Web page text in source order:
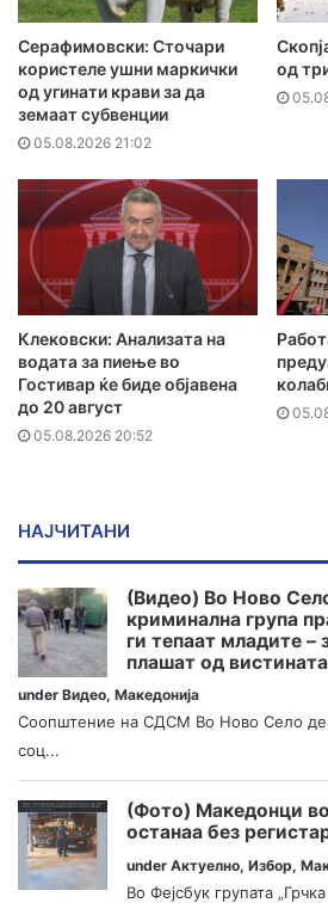
Серафимовски: Сточари
користеле ушни маркички
од угинати крави за да
земаат субвенции
05.08.2026 21:02
од
Клековски: Анализата на
водата за пиење во
Гостивар ќе биде објавена
до 20 август
05.08.2026 20:52
НАЈЧИТАНИ
(Видео) Во Ново
криминална група
ги тепаат младите –
плашат од вистината
under Видео, Македонија
Соопштение на СДСМ Во Ново Село
соц...
(Фото) Македонци
останаа без
under Актуелно, Избор,
Во Фејсбук групата